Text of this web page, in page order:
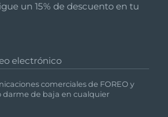
un 15% de descuento en tu
electrónico
comerciales de FOREO y
de baja en cualquier